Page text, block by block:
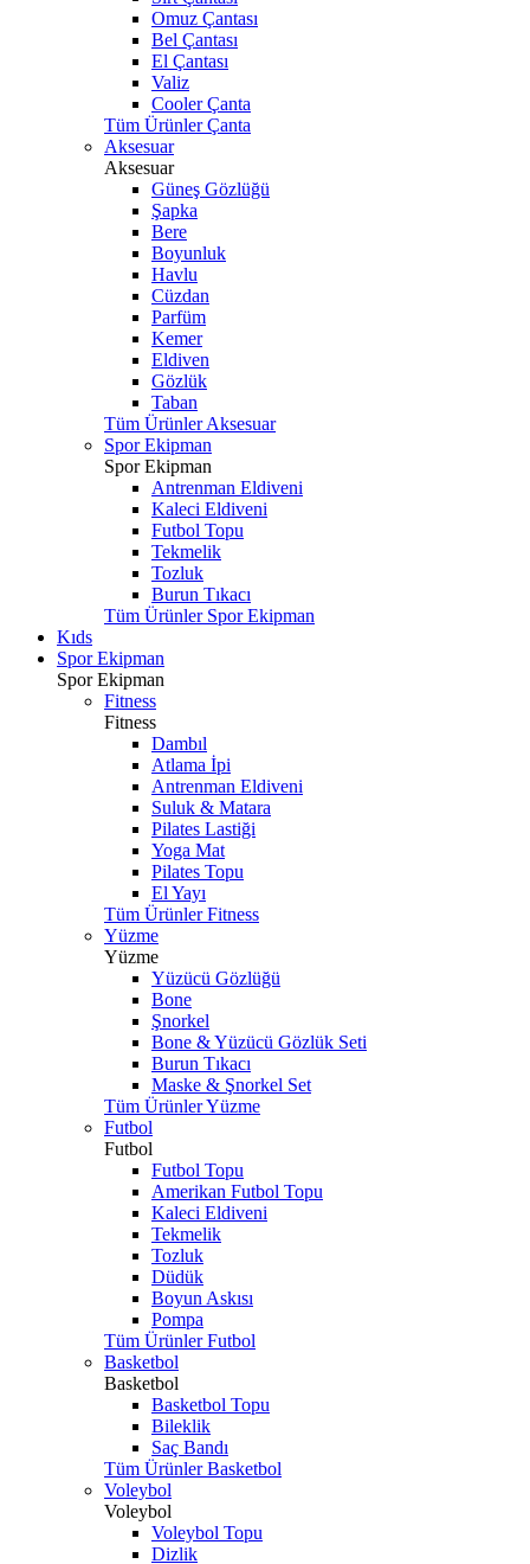
Omuz Çantası
Bel Çantası
El Çantası
Valiz
Cooler Çanta
Tüm Ürünler Çanta
Aksesuar
Aksesuar
Güneş Gözlüğü
Şapka
Bere
Boyunluk
Havlu
Cüzdan
Parfüm
Kemer
Eldiven
Gözlük
Taban
Tüm Ürünler Aksesuar
Spor Ekipman
Spor Ekipman
Antrenman Eldiveni
Kaleci Eldiveni
Futbol Topu
Tekmelik
Tozluk
Burun Tıkacı
Tüm Ürünler Spor Ekipman
Kıds
Spor Ekipman
Spor Ekipman
Fitness
Fitness
Dambıl
Atlama İpi
Antrenman Eldiveni
Suluk & Matara
Pilates Lastiği
Yoga Mat
Pilates Topu
El Yayı
Tüm Ürünler Fitness
Yüzme
Yüzme
Yüzücü Gözlüğü
Bone
Şnorkel
Bone & Yüzücü Gözlük Seti
Burun Tıkacı
Maske & Şnorkel Set
Tüm Ürünler Yüzme
Futbol
Futbol
Futbol Topu
Amerikan Futbol Topu
Kaleci Eldiveni
Tekmelik
Tozluk
Düdük
Boyun Askısı
Pompa
Tüm Ürünler Futbol
Basketbol
Basketbol
Basketbol Topu
Bileklik
Saç Bandı
Tüm Ürünler Basketbol
Voleybol
Voleybol
Voleybol Topu
Dizlik